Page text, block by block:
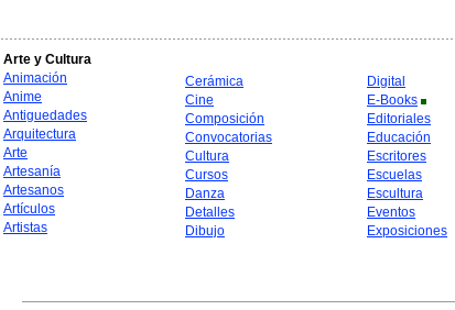
Arte y Cultura
Animación
Anime
Antiguedades
Arquitectura
Arte
Artesanía
Artesanos
Artículos
Artistas
Cerámica
Cine
Composición
Convocatorias
Cultura
Cursos
Danza
Detalles
Dibujo
Digital
E-Books
Editoriales
Educación
Escritores
Escuelas
Escultura
Eventos
Exposiciones